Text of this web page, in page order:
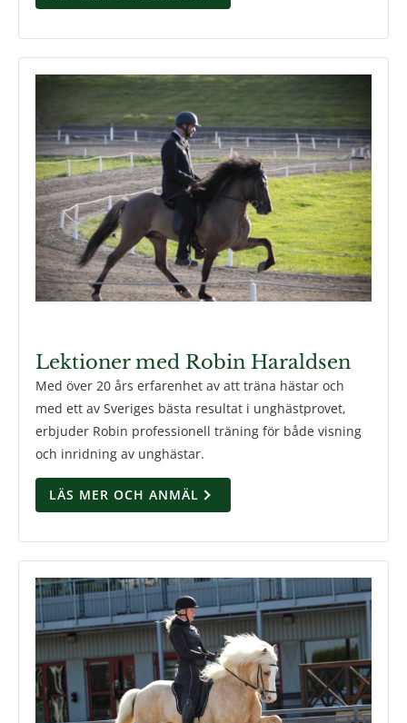
Lektioner med Robin Haraldsen
Med över 20 års erfarenhet av att träna hästar och
med ett av Sveriges bästa resultat i unghästprovet,
erbjuder Robin professionell träning för både visning
och inridning av unghästar.
LÄS MER OCH ANMÄL